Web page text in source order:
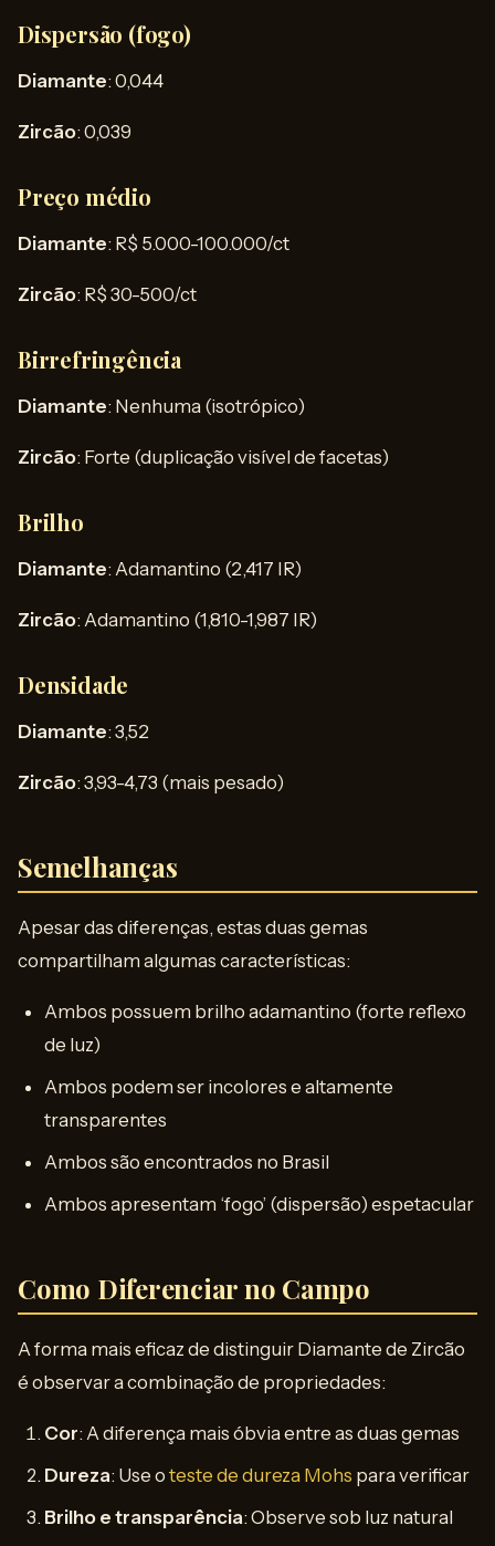
Dispersão (fogo)
Diamante: 0,044
Zircão: 0,039
Preço médio
Diamante: R$ 5.000-100.000/ct
Zircão: R$ 30-500/ct
Birrefringência
Diamante: Nenhuma (isotrópico)
Zircão: Forte (duplicação visível de facetas)
Brilho
Diamante: Adamantino (2,417 IR)
Zircão: Adamantino (1,810-1,987 IR)
Densidade
Diamante: 3,52
Zircão: 3,93-4,73 (mais pesado)
Semelhanças
Apesar das diferenças, estas duas gemas
compartilham algumas características:
Ambos possuem brilho adamantino (forte reflexo
de luz)
Ambos podem ser incolores e altamente
transparentes
Ambos são encontrados no Brasil
Ambos apresentam ‘fogo’ (dispersão) espetacular
Como Diferenciar no Campo
A forma mais eficaz de distinguir Diamante de Zircão
é observar a combinação de propriedades:
Cor: A diferença mais óbvia entre as duas gemas
Dureza: Use o teste de dureza Mohs para verificar
Brilho e transparência: Observe sob luz natural